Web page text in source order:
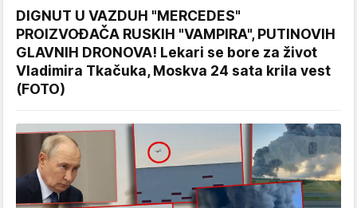
DIGNUT U VAZDUH "MERCEDES"
PROIZVOĐAČA RUSKIH "VAMPIRA", PUTINOVIH
GLAVNIH DRONOVA! Lekari se bore za život
Vladimira Tkačuka, Moskva 24 sata krila vest
(FOTO)